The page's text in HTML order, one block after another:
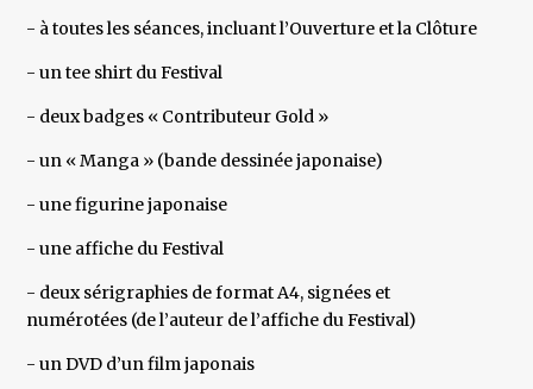
- à toutes les séances, incluant l’Ouverture et la Clôture
- un tee shirt du Festival
- deux badges « Contributeur Gold »
- un « Manga » (bande dessinée japonaise)
- une figurine japonaise
- une affiche du Festival
- deux sérigraphies de format A4, signées et
numérotées (de l’auteur de l’affiche du Festival)
- un DVD d’un film japonais